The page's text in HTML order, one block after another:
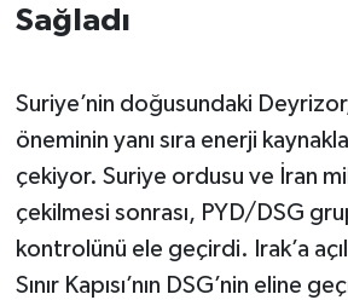
Sağladı
Suriye’nin doğusundaki
öneminin yanı sıra enerji
çekiyor. Suriye ordusu ve İran
çekilmesi sonrası, PYD/DSG
kontrolünü ele geçirdi. Irak’a
Sınır Kapısı’nın DSG’nin eline